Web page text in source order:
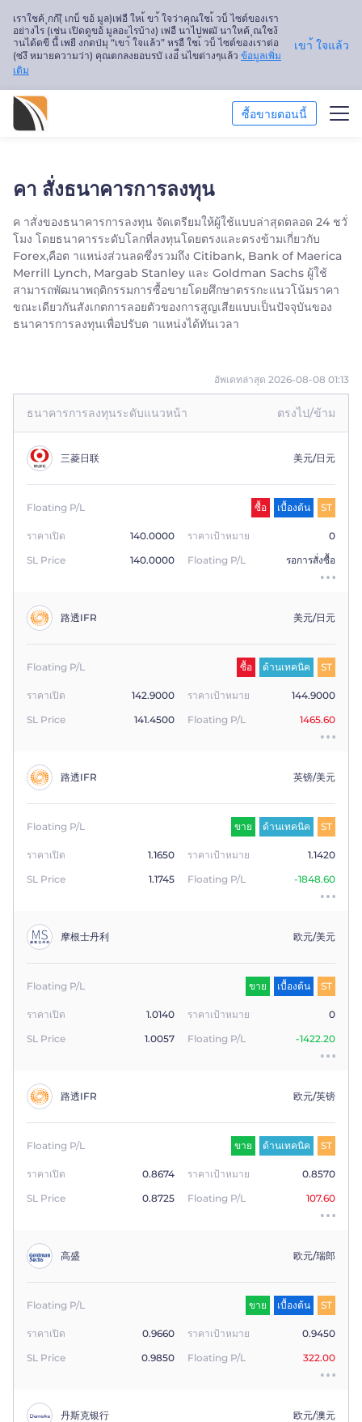
เราใชค้ ุกก้(ี เกบ็ ขอ้ มูล)เพ่อื ใหเ้ ขา้ ใจว่าคุณใชเ้ วบ็ ไซต์ของเรา
อย่างไร (เช่น เปิดดูขอ้ มูลอะไรบ้าง) เพ่อื นาไปพฒั นาใหค้ ุณใชง้
านได้ดขี นึ้ เพยี งกดป่มุ “เขา้ ใจแล้ว” หรอื ใชเ้ วบ็ ไซต์ของเราต่อ
(ซ่งึ หมายความว่า) คุณตกลงยอบรบั เงอ่ื นไขต่างๆแล้ว ข้อมูลเพิ่ม
เติม
เขา้ ใจแล้ว
ซื้อขายตอนนี้
การศึกษา
เกี่ยวกับเรา
ไทย
Trader
คา สั่งธนาคารการลงทุน
ค าสั่งของธนาคารการลงทุน จัดเตรียมให้ผู้ใช้แบบล่าสุดตลอด 24 ชวั่
โมง โดยธนาคารระดับโลกที่ลงทุนโดยตรงและตรงข้ามเกี่ยวกับ
Forex,คือต าแหน่งส่วนลดซึ่งรวมถึง Citibank, Bank of Maerica
Merrill Lynch, Margab Stanley และ Goldman Sachs ผู้ใช้
สามารถพัฒนาพฤติกรรมการซื้อขายโดยศึกษาตรรกะแนวโน้มราคา
ขณะเดียวกันสังเกตการลอยตัวของการสูญเสียแบบเป็นปัจจุบันของ
ธนาคารการลงทุนเพื่อปรับต าแหน่งได้ทันเวลา
อัพเดทล่าสุด 2026-08-08 01:13
ธนาคารการลงทุนระดับแนวหน้า ตรงไป/ข้าม
三菱日联 美元/日元
Floating P/L ซื้อ เบื้องต้น ST
ราคาเปิด 140.0000 ราคาเป้าหมาย
0
SL Price
140.0000 Floating P/L รอการสั่งซื้อ
路透IFR 美元/日元
Floating P/L ซื้อ ด้านเทคนิค ST
ราคาเปิด 142.9000 ราคาเป้าหมาย
144.9000
SL Price
141.4500 Floating P/L 1465.60
路透IFR 英镑/美元
Floating P/L ขาย ด้านเทคนิค ST
ราคาเปิด 1.1650 ราคาเป้าหมาย
1.1420
SL Price
1.1745 Floating P/L -1848.60
摩根士丹利 欧元/美元
Floating P/L ขาย เบื้องต้น ST
ราคาเปิด 1.0140 ราคาเป้าหมาย
0
SL Price
1.0057 Floating P/L -1422.20
路透IFR 欧元/英镑
Floating P/L ขาย ด้านเทคนิค ST
ราคาเปิด 0.8674 ราคาเป้าหมาย
0.8570
SL Price
0.8725 Floating P/L 107.60
高盛 欧元/瑞郎
Floating P/L ขาย เบื้องต้น ST
ราคาเปิด 0.9660 ราคาเป้าหมาย
0.9450
SL Price
0.9850 Floating P/L 322.00
丹斯克银行 欧元/澳元